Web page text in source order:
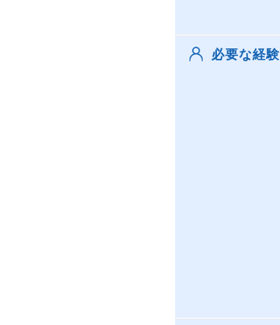
必要な経験